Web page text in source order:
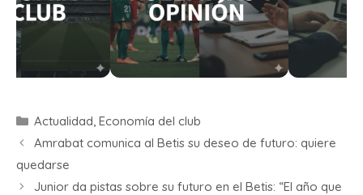
Actualidad, Economía del club
Amrabat comunica al Betis su deseo de futuro: quiere
quedarse
Junior da pistas sobre su futuro en el Betis: “El año que